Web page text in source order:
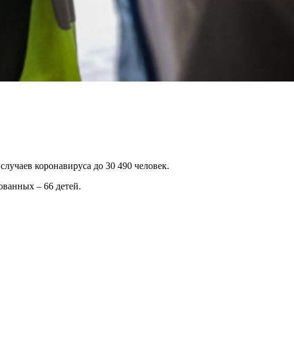
коронавируса до 30 490 человек.
– 66 детей.